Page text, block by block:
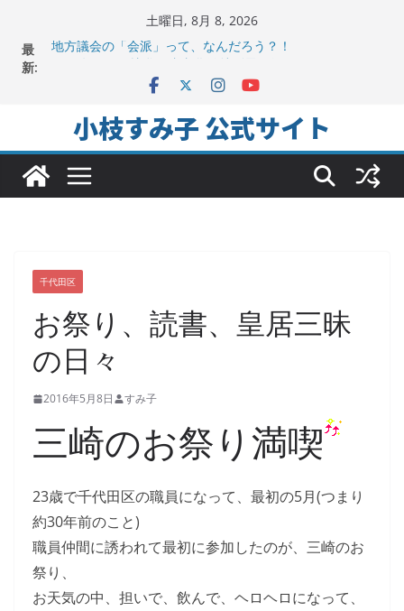
土曜日, 8月 8, 2026
最
新:
地方議会の「会派」って、なんだろう？！
ちよだの声ニュース No,9発信しました！
会」に参加
ヒートアイランド緩和のキーワードは「水と緑と風」
小枝すみ子 公式サイト
千代田区
お祭り、読書、皇居三昧
の日々
2016年5月8日 すみ子
三崎のお祭り満喫
23歳で千代田区の職員になって、最初の5月(つまり
約30年前のこと)
職員仲間に誘われて最初に参加したのが、三崎のお
祭り、
お天気の中、担いで、飲んで、ヘロヘロになって、